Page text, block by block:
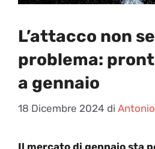
L’attacco non
problema:
a gennaio
18 Dicembre 2024 di